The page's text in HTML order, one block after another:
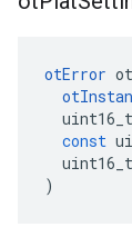
otError
uint16_t
const
uint16_t
)